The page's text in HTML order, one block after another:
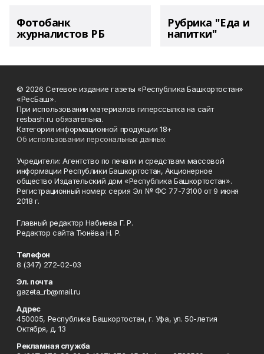
Фотобанк
журналистов РБ
Рубрика "Еда и
напитки"
© 2026 Сетевое издание газеты «Республика Башкортостан»
«РесБаш».
При использовании материалов гиперссылка на сайт
resbash.ru обязательна.
Категория информационной продукции 18+
Об использовании персональных данных
Учредители: Агентство по печати и средствам массовой
информации Республики Башкортостан, Акционерное
общество Издательский дом «Республика Башкортостан».
Регистрационный номер: серия Эл № ФС 77-73100 от 9 июня
2018 г.
Главный редактор Набиева Г. Р.
Редактор сайта Тюнёва Н. Р.
Телефон
8 (347) 272-02-03
Эл. почта
gazeta_rb@mail.ru
Адрес
450005, Республика Башкортостан, г. Уфа, ул. 50-летия
Октября, д. 13
Рекламная служба